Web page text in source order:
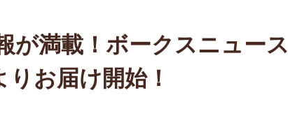
が満載！ボークスニュース
お届け開始！